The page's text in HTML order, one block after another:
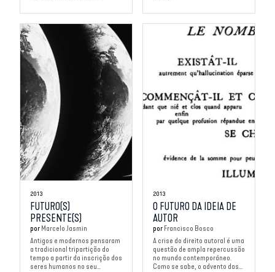
2013
FUTURO(S)
PRESENTE(S)
por Marcelo Jasmin
Antigos e modernos pensaram
a tradicional tripartição do
tempo a partir da inscrição dos
seres humanos no seu...
2013
O FUTURO DA IDEIA DE
AUTOR
por Francisco Bosco
A crise do direito autoral é uma
questão de ampla repercussão
no mundo contemporâneo.
Como se sabe, o advento das...